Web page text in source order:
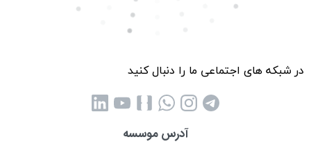
در شبکه های اجتماعی ما را دنبال کنید
آدرس موسسه